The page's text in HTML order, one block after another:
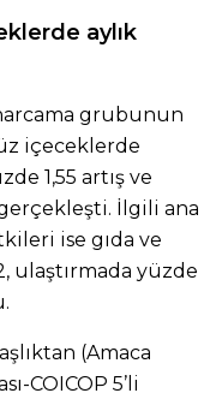
aylık
grubunun
içeceklerde
1,55 artış ve
İlgili ana
ise gıda ve
ulaştırmada yüzde
(Amaca
COICOP 5’li